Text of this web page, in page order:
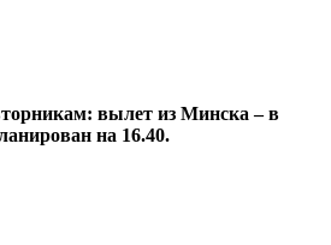
вылет из Минска – в
на 16.40.